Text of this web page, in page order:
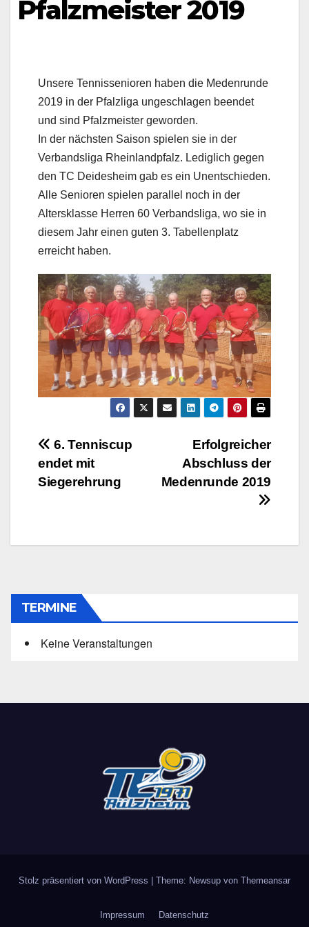
Pfalzmeister 2019
Unsere Tennissenioren haben die Medenrunde
2019 in der Pfalzliga ungeschlagen beendet
und sind Pfalzmeister geworden.
In der nächsten Saison spielen sie in der
Verbandsliga Rheinlandpfalz. Lediglich gegen
den TC Deidesheim gab es ein Unentschieden.
Alle Senioren spielen parallel noch in der
Altersklasse Herren 60 Verbandsliga, wo sie in
diesem Jahr einen guten 3. Tabellenplatz
erreicht haben.
Beitragsnavigation
Erfolgreicher
Abschluss der
Medenrunde 2019
6. Tenniscup
endet mit
Siegerehrung
TERMINE
Keine Veranstaltungen
Stolz präsentiert von WordPress | Theme: Newsup von Themeansar
Impressum Datenschutz